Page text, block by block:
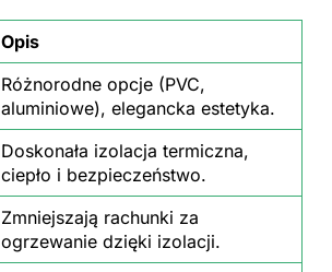
Opis
Różnorodne opcje (PVC,
aluminiowe), elegancka estetyka.
Doskonała izolacja termiczna,
ciepło i bezpieczeństwo.
Zmniejszają rachunki za
ogrzewanie dzięki izolacji.